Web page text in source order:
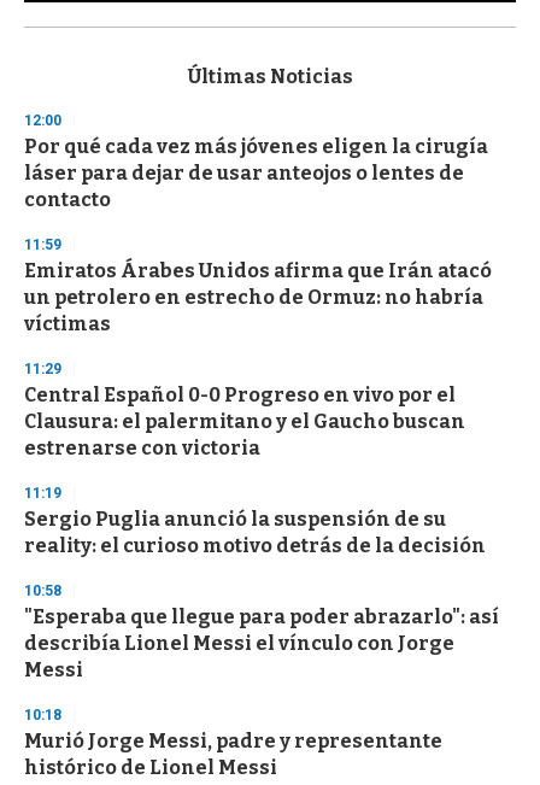
s
d
s
o
f
3
s
e
c
o
n
Últimas Noticias
12:00
Por qué cada vez más jóvenes eligen la cirugía
láser para dejar de usar anteojos o lentes de
contacto
11:59
Emiratos Árabes Unidos afirma que Irán atacó
un petrolero en estrecho de Ormuz: no habría
víctimas
11:29
Central Español 0-0 Progreso en vivo por el
Clausura: el palermitano y el Gaucho buscan
estrenarse con victoria
11:19
Sergio Puglia anunció la suspensión de su
reality: el curioso motivo detrás de la decisión
10:58
"Esperaba que llegue para poder abrazarlo": así
describía Lionel Messi el vínculo con Jorge
Messi
10:18
Murió Jorge Messi, padre y representante
histórico de Lionel Messi